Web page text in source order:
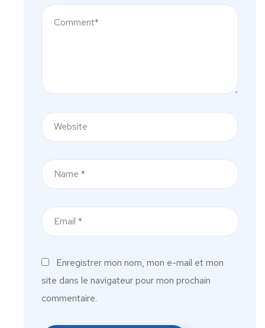
Enregistrer mon nom, mon e-mail et mon
site dans le navigateur pour mon prochain
commentaire.